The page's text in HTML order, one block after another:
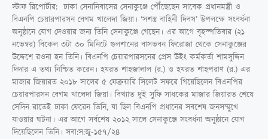
স্টাফ রিপোর্টার: ঢাকা সেনানিবাসের সেনাকুঞ্জে পৌঁছেছেন সাবেক প্রধানমন্ত্রী ও
বিএনপি চেয়ারপারসন বেগম খালেদা জিয়া। ‘সশস্ত্র বাহিনী দিবস’ উপলক্ষে সংবর্ধনা
অনুষ্ঠানে যোগ দেওয়ার জন্য তিনি সেনাকুঞ্জে গেছেন। এর আগে বৃহস্পতিবার (২১
নভেম্বর) বিকেল ৩টা ৩০ মিনিটে গুলশানের বাসভবন ফিরোজা থেকে সেনাকুঞ্জের
উদ্দেশে রওনা হন তিনি। বিএনপি চেয়ারপারসনের প্রেস উইং কর্মকর্তা শামসুদ্দিন
দিদার এ তথ্য নিশ্চিত করেন। হযরত শাহজালাল (র.) ও হযরত শাহপরাণ (র.) এর
মাজার জিয়ারত ২০১৮ সালের ৫ ফেব্রুয়ারি সিলেট সফরে গিয়েছিলেন বিএনপির
চেয়ারপারসন বেগম খালেদা জিয়া। বিখ্যাত দুই সুফি সাধকের মাজার জিয়ারত শেষে
সেদিন রাতেই ঢাকা ফেরেন তিনি, যা ছিল বিএনপি প্রধানের সবশেষ জনসম্মুখে
যাওয়ার ঘটনা। এর আগে সর্বশেষ ২০১২ সালে সেনাকুঞ্জে সংবর্ধনা অনুষ্ঠানে যোগ
দিয়েছিলেন তিনি। সবা:স:জু-১৫৭/২৪